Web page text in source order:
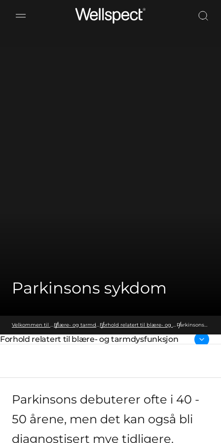
Wellspect
Parkinsons sykdom
Velkommen til Wellspect Blære- og tarmdysfunksjon Forhold relatert til blære- og tarmdysfunksjon Parkinsons
Parent page:
Forhold relatert til blære- og tarmdysfunksjon
Parkinsons debuterer ofte i 40 -
50 årene, men det kan også bli
diagnostisert mye tidligere.